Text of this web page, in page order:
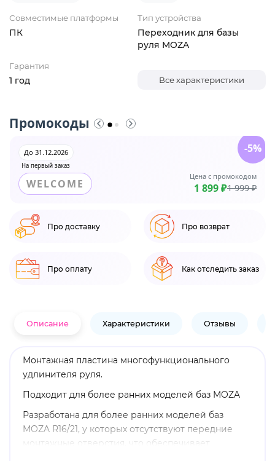
Совместимые платформы
ПК
Тип устройства
Переходник для базы
руля MOZA
Гарантия
1 год Все характеристики
Промокоды
На первый заказ
До 31.12.2026
WELCOME
Цена с промокодом
1 899 ₽1 999 ₽
-5%
Про доставку Про возврат
Про оплату Как отследить заказ
Описание Характеристики Отзывы
Монтажная пластина многофункционального
удлинителя руля.
Подходит для более ранних моделей баз MOZA
Разработана для более ранних моделей баз
MOZA R16/21, у которых отсутствуют передние
монтажные отверстия, что обеспечивает